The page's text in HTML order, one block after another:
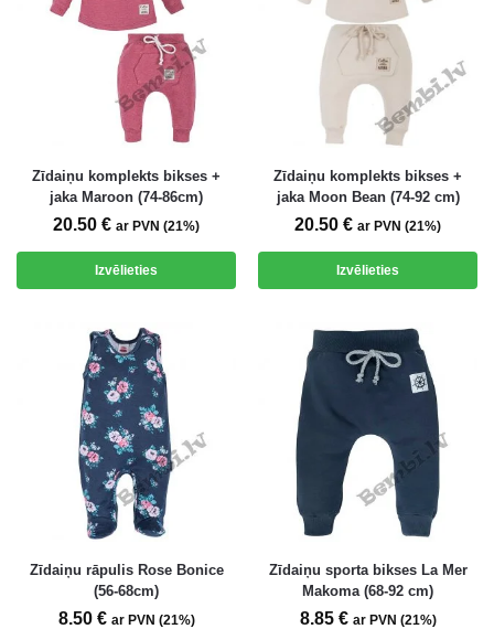
Zīdaiņu komplekts bikses +
jaka Maroon (74-86cm)
20.50 € ar PVN (21%)
Izvēlieties
Zīdaiņu komplekts bikses +
jaka Moon Bean (74-92 cm)
20.50 € ar PVN (21%)
Izvēlieties
Zīdaiņu rāpulis Rose Bonice
(56-68cm)
8.50 € ar PVN (21%)
Zīdaiņu sporta bikses La Mer
Makoma (68-92 cm)
8.85 € ar PVN (21%)